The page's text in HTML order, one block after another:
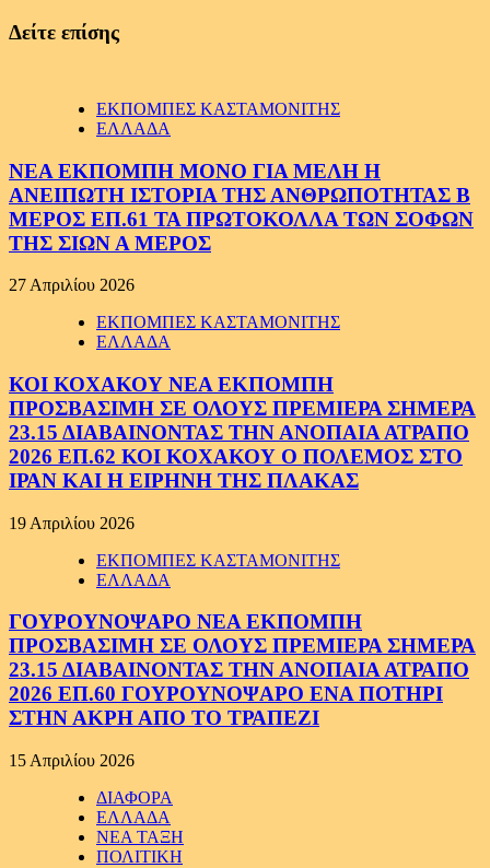
Δείτε επίσης
ΕΚΠΟΜΠΕΣ ΚΑΣΤΑΜΟΝΙΤΗΣ
ΕΛΛΑΔΑ
ΝΕΑ ΕΚΠΟΜΠΗ ΜΟΝΟ ΓΙΑ ΜΕΛΗ Η
ΑΝΕΙΠΩΤΗ ΙΣΤΟΡΙΑ ΤΗΣ ΑΝΘΡΩΠΟΤΗΤΑΣ Β
ΜΕΡΟΣ ΕΠ.61 ΤΑ ΠΡΩΤΟΚΟΛΛΑ ΤΩΝ ΣΟΦΩΝ
ΤΗΣ ΣΙΩΝ Α ΜΕΡΟΣ
27 Απριλίου 2026
ΕΚΠΟΜΠΕΣ ΚΑΣΤΑΜΟΝΙΤΗΣ
ΕΛΛΑΔΑ
ΚΟΙ ΚΟΧΑΚΟΥ ΝΕΑ ΕΚΠΟΜΠΗ
ΠΡΟΣΒΑΣΙΜΗ ΣΕ ΟΛΟΥΣ ΠΡΕΜΙΕΡΑ ΣΗΜΕΡΑ
23.15 ΔΙΑΒΑΙΝΟΝΤΑΣ ΤΗΝ ΑΝΟΠΑΙΑ ΑΤΡΑΠΟ
2026 ΕΠ.62 ΚΟΙ ΚΟΧΑΚΟΥ Ο ΠΟΛΕΜΟΣ ΣΤΟ
ΙΡΑΝ ΚΑΙ Η ΕΙΡΗΝΗ ΤΗΣ ΠΛΑΚΑΣ
19 Απριλίου 2026
ΕΚΠΟΜΠΕΣ ΚΑΣΤΑΜΟΝΙΤΗΣ
ΕΛΛΑΔΑ
ΓΟΥΡΟΥΝΟΨΑΡΟ ΝΕΑ ΕΚΠΟΜΠΗ
ΠΡΟΣΒΑΣΙΜΗ ΣΕ ΟΛΟΥΣ ΠΡΕΜΙΕΡΑ ΣΗΜΕΡΑ
23.15 ΔΙΑΒΑΙΝΟΝΤΑΣ ΤΗΝ ΑΝΟΠΑΙΑ ΑΤΡΑΠΟ
2026 ΕΠ.60 ΓΟΥΡΟΥΝΟΨΑΡΟ ΕΝΑ ΠΟΤΗΡΙ
ΣΤΗΝ ΑΚΡΗ ΑΠΟ ΤΟ ΤΡΑΠΕΖΙ
15 Απριλίου 2026
ΔΙΑΦΟΡΑ
ΕΛΛΑΔΑ
ΝΕΑ ΤΑΞΗ
ΠΟΛΙΤΙΚΗ